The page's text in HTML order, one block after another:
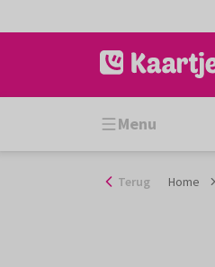
naar
Menu
Terug Home